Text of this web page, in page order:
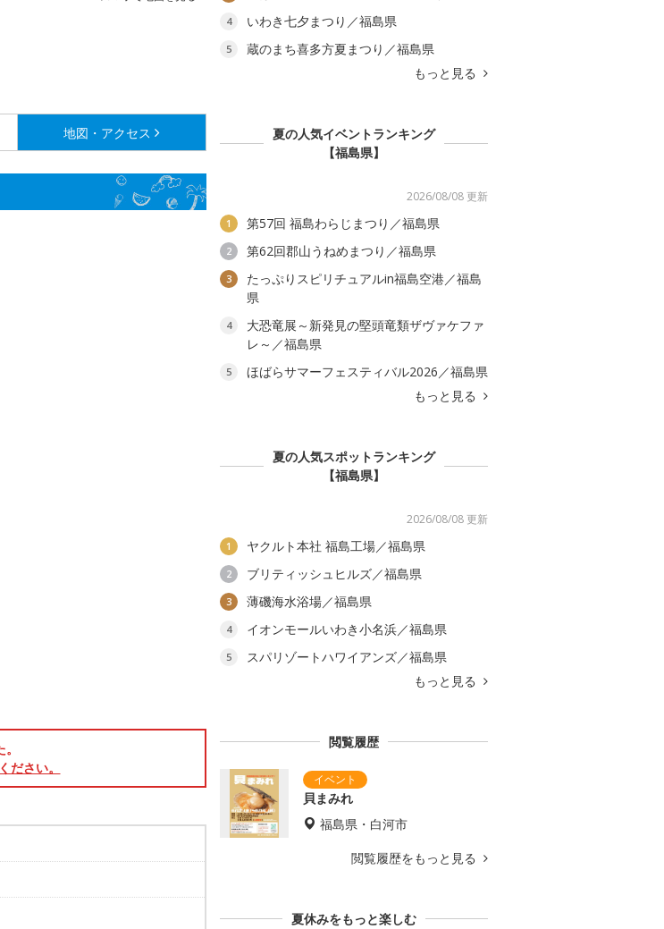
地図・アクセス
ださい。
4 いわき七夕まつり／福島県
5
蔵のまち喜多方夏まつり／福島県
もっと見る
夏の人気イベントランキング
【福島県】
2026/08/08 更新
1 第57回 福島わらじまつり／福島県
2 第62回郡山うねめまつり／福島県
3
たっぷりスピリチュアルin福島空港／福島
県
4
大恐竜展～新発見の堅頭竜類ザヴァケファ
レ～／福島県
5
ほばらサマーフェスティバル2026／福島県
もっと見る
夏の人気スポットランキング
【福島県】
2026/08/08 更新
1 ヤクルト本社 福島工場／福島県
2 ブリティッシュヒルズ／福島県
3 薄磯海水浴場／福島県
4 イオンモールいわき小名浜／福島県
5
スパリゾートハワイアンズ／福島県
もっと見る
閲覧履歴
貝まみれ
福島県・白河市
閲覧履歴をもっと見る
夏休みをもっと楽しむ